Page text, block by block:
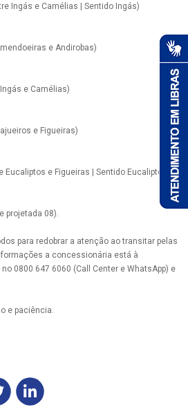
Ingás e Camélias | Sentido Ingás)
e Andirobas)
e Camélias)
e Figueiras)
Eucaliptos e Figueiras | Sentido Eucaliptos)
projetada 08).
para redobrar a atenção ao transitar pelas
a concessionária está à
0800 647 6060 (Call Center e WhatsApp) e
e paciência.